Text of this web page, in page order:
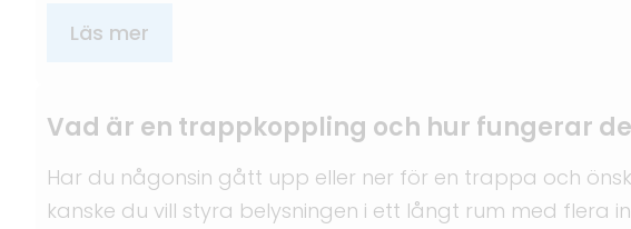
Läs mer
Vad är en trappkoppling och hur fungerar
Har du någonsin gått upp eller ner för en trappa och
kanske du vill styra belysningen i ett långt rum med flera